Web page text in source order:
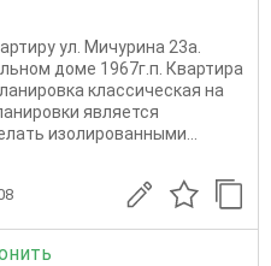
ул. Мичурина 23а.
доме 1967г.п. Квартира
классическая на
является
изолированными...